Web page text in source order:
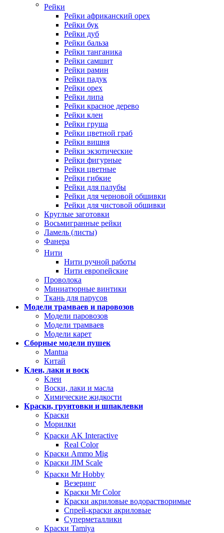
Рейки
Рейки африканский орех
Рейки бук
Рейки дуб
Рейки бальза
Рейки танганика
Рейки самшит
Рейки рамин
Рейки падук
Рейки орех
Рейки липа
Рейки красное дерево
Рейки клен
Рейки груша
Рейки цветной граб
Рейки вишня
Рейки экзотические
Рейки фигурные
Рейки цветные
Рейки гибкие
Рейки для палубы
Рейки для черновой обшивки
Рейки для чистовой обшивки
Круглые заготовки
Восьмигранные рейки
Ламель (листы)
Фанера
Нити
Нити ручной работы
Нити европейские
Проволока
Миниатюрные винтики
Ткань для парусов
Модели трамваев и паровозов
Модели паровозов
Модели трамваев
Модели карет
Сборные модели пушек
Mantua
Китай
Клеи, лаки и воск
Клеи
Воски, лаки и масла
Химические жидкости
Краски, грунтовки и шпаклевки
Краски
Морилки
Краски AK Interactive
Real Color
Краски Ammo Mig
Краски JIM Scale
Краски Mr Hobby
Везеринг
Краски Mr Color
Краски акриловые водорастворимые
Спрей-краски акриловые
Суперметаллики
Краски Tamiya